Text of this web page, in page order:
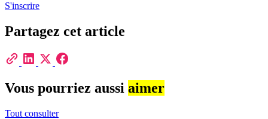
S'inscrire
Partagez cet article
Vous pourriez aussi aimer
Tout consulter